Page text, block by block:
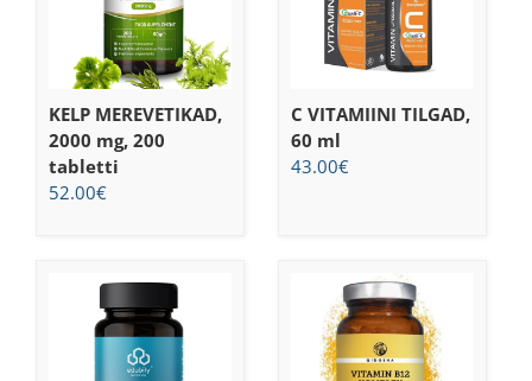
KELP MEREVETIKAD,
2000 mg, 200
tabletti
52.00€
C VITAMIINI TILGAD,
60 ml
43.00€